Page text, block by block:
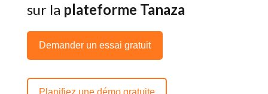
sur la plateforme Tanaza
Demander un essai gratuit
Planifiez une démo gratuite